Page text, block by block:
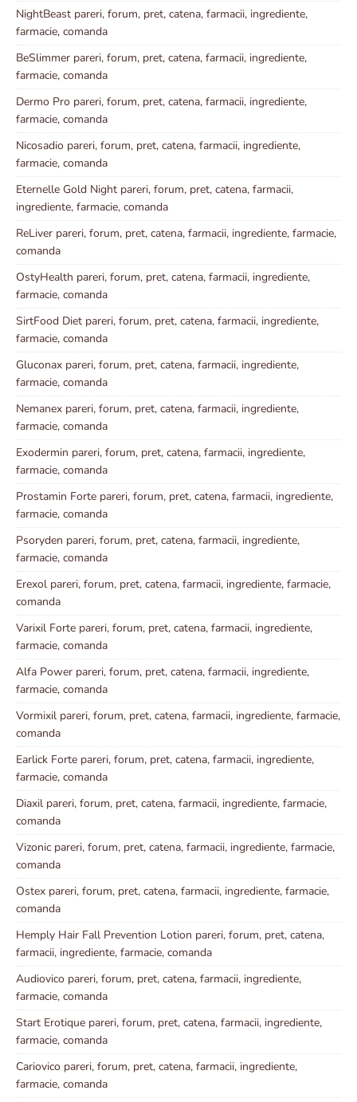
NightBeast pareri, forum, pret, catena, farmacii, ingrediente,
farmacie, comanda
BeSlimmer pareri, forum, pret, catena, farmacii, ingrediente,
farmacie, comanda
Dermo Pro pareri, forum, pret, catena, farmacii, ingrediente,
farmacie, comanda
Nicosadio pareri, forum, pret, catena, farmacii, ingrediente,
farmacie, comanda
Eternelle Gold Night pareri, forum, pret, catena, farmacii,
ingrediente, farmacie, comanda
ReLiver pareri, forum, pret, catena, farmacii, ingrediente, farmacie,
comanda
OstyHealth pareri, forum, pret, catena, farmacii, ingrediente,
farmacie, comanda
SirtFood Diet pareri, forum, pret, catena, farmacii, ingrediente,
farmacie, comanda
Gluconax pareri, forum, pret, catena, farmacii, ingrediente,
farmacie, comanda
Nemanex pareri, forum, pret, catena, farmacii, ingrediente,
farmacie, comanda
Exodermin pareri, forum, pret, catena, farmacii, ingrediente,
farmacie, comanda
Prostamin Forte pareri, forum, pret, catena, farmacii, ingrediente,
farmacie, comanda
Psoryden pareri, forum, pret, catena, farmacii, ingrediente,
farmacie, comanda
Erexol pareri, forum, pret, catena, farmacii, ingrediente, farmacie,
comanda
Varixil Forte pareri, forum, pret, catena, farmacii, ingrediente,
farmacie, comanda
Alfa Power pareri, forum, pret, catena, farmacii, ingrediente,
farmacie, comanda
Vormixil pareri, forum, pret, catena, farmacii, ingrediente, farmacie,
comanda
Earlick Forte pareri, forum, pret, catena, farmacii, ingrediente,
farmacie, comanda
Diaxil pareri, forum, pret, catena, farmacii, ingrediente, farmacie,
comanda
Vizonic pareri, forum, pret, catena, farmacii, ingrediente, farmacie,
comanda
Ostex pareri, forum, pret, catena, farmacii, ingrediente, farmacie,
comanda
Hemply Hair Fall Prevention Lotion pareri, forum, pret, catena,
farmacii, ingrediente, farmacie, comanda
Audiovico pareri, forum, pret, catena, farmacii, ingrediente,
farmacie, comanda
Start Erotique pareri, forum, pret, catena, farmacii, ingrediente,
farmacie, comanda
Cariovico pareri, forum, pret, catena, farmacii, ingrediente,
farmacie, comanda